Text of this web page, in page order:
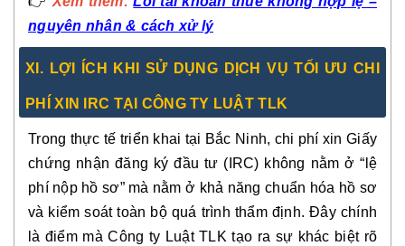
nguyên nhân & cách xử lý
XI. LỢI ÍCH KHI SỬ DỤNG DỊCH VỤ TỐI ƯU CHI
PHÍ XIN IRC TẠI CÔNG TY LUẬT TLK
Trong thực tế triển khai tại Bắc Ninh, chi phí xin Giấy
chứng nhận đăng ký đầu tư (IRC) không nằm ở “lệ
phí nộp hồ sơ” mà nằm ở khả năng chuẩn hóa hồ sơ
và kiểm soát toàn bộ quá trình thẩm định. Đây chính
là điểm mà Công ty Luật TLK tạo ra sự khác biệt rõ